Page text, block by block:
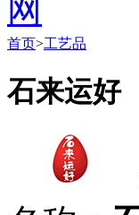
首页>工艺品
石来运好